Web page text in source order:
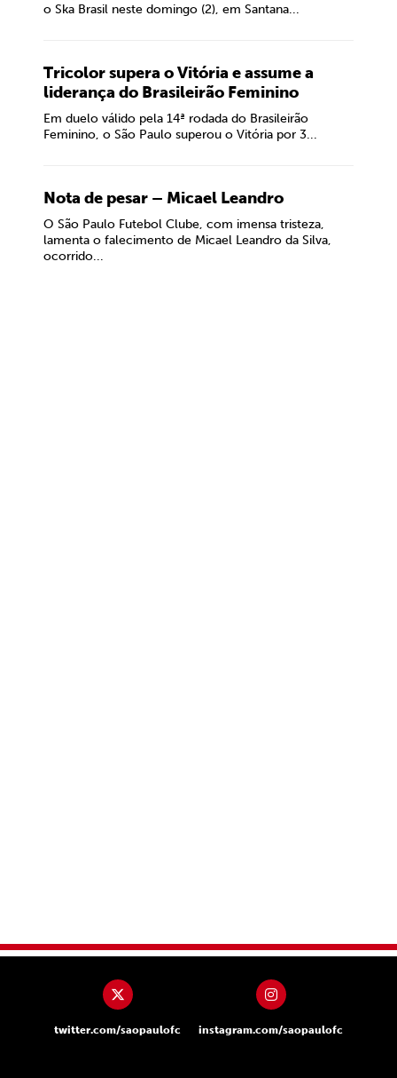
o Ska Brasil neste domingo (2), em Santana...
Tricolor supera o Vitória e assume a
liderança do Brasileirão Feminino
Em duelo válido pela 14ª rodada do Brasileirão
Feminino, o São Paulo superou o Vitória por 3...
Nota de pesar – Micael Leandro
O São Paulo Futebol Clube, com imensa tristeza,
lamenta o falecimento de Micael Leandro da Silva,
ocorrido...
twitter.com/saopaulofc instagram.com/saopaulofc